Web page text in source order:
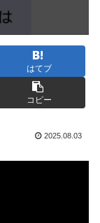
はてブ
コピー
2025.08.03